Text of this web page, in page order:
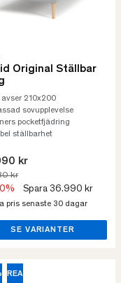
Original Ställbar
avser 210x200
sovupplevelse
pocketfjädring
ställbarhet
kr
kr
Spara 36.990 kr
pris senaste 30 dagar
SE VARIANTER
REA